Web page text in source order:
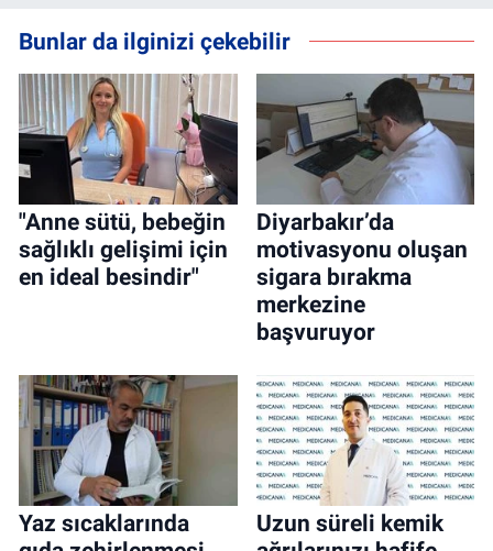
Bunlar da ilginizi çekebilir
"Anne sütü, bebeğin
sağlıklı gelişimi için
en ideal besindir"
Diyarbakır’da
motivasyonu oluşan
sigara bırakma
merkezine
başvuruyor
Yaz sıcaklarında
Uzun süreli kemik